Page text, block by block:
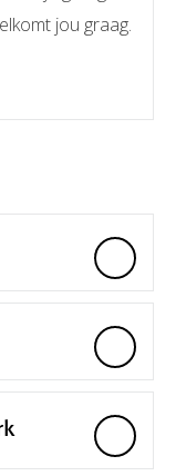
jou graag.